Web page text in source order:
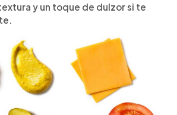
y un toque de dulzor si te